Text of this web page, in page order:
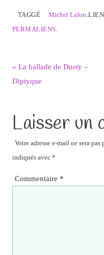
TAGGÉ Michel Lafon
PERMALIENS
« La ballade de Dusty –
Diptyque
Laisser un
Votre adresse e-mail ne sera pas
indiqués avec *
Commentaire *